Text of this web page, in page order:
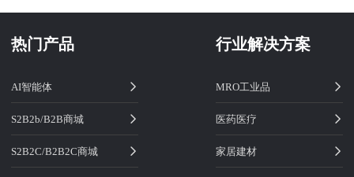
热门产品
AI智能体
S2B2b/B2B商城
S2B2C/B2B2C商城
行业解决方案
MRO工业品
医药医疗
家居建材